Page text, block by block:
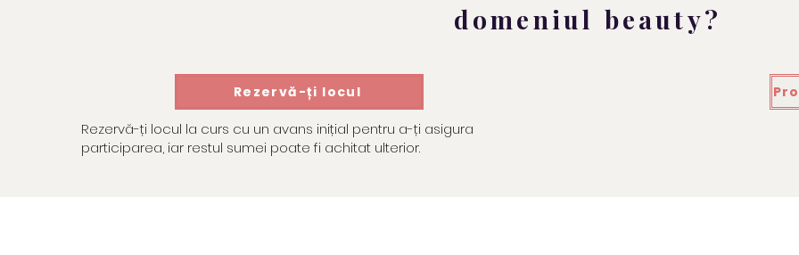
Programează-ți consultația gratuită individuală
domeniul beauty?
Rezervă-ți locul
Rezervă-ți locul la curs cu un avans inițial pentru a-ți asigura
participarea, iar restul sumei poate fi achitat ulterior.